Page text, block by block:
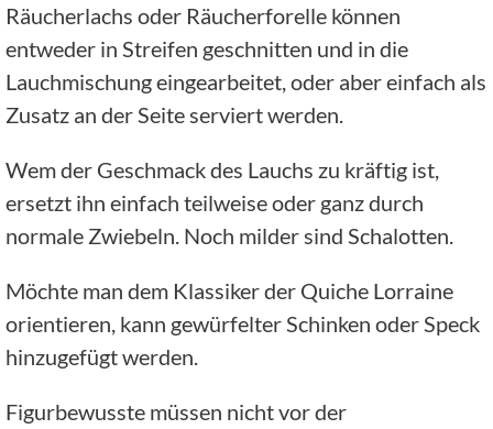
Räucherlachs oder Räucherforelle können
entweder in Streifen geschnitten und in die
Lauchmischung eingearbeitet, oder aber einfach als
Zusatz an der Seite serviert werden.
Wem der Geschmack des Lauchs zu kräftig ist,
ersetzt ihn einfach teilweise oder ganz durch
normale Zwiebeln. Noch milder sind Schalotten.
Möchte man dem Klassiker der Quiche Lorraine
orientieren, kann gewürfelter Schinken oder Speck
hinzugefügt werden.
Figurbewusste müssen nicht vor der